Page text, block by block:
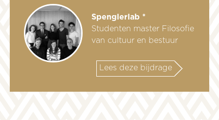
Spenglerlab *
Studenten master Filosofie
van cultuur en bestuur
Lees deze bijdrage